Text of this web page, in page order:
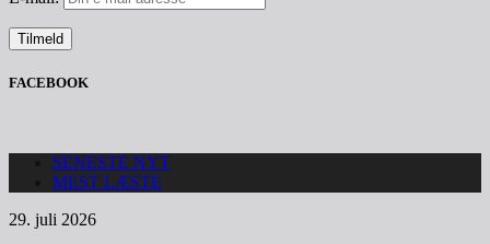
FACEBOOK
SENESTE NYT
MEST LÆSTE
29. juli 2026